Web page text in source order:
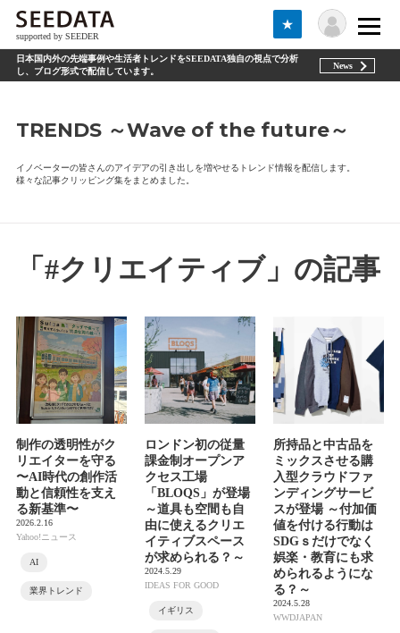
supported by SEEDER
★
日本国内外の先端事例や生活者トレンドをSEEDATA独自の視点で分析
し、ブログ形式で配信しています。
News
TRENDS ～Wave of the future～
イノベーターの皆さんのアイデアの引き出しを増やせるトレンド情報を配信します。
様々な記事クリッピング集をまとめました。
「#クリエイティブ」の記事
制作の透明性がク
リエイターを守る
〜AI時代の創作活
動と信頼性を支え
る新基準〜
2026.2.16
Yahoo!ニュース
AI
業界トレンド
ロンドン初の従量
課金制オープンア
クセス工場
「BLOQS」が登場
～道具も空間も自
由に使えるクリエ
イティブスペース
が求められる？～
2024.5.29
IDEAS FOR GOOD
イギリス
所持品と中古品を
ミックスさせる購
入型クラウドファ
ンディングサービ
スが登場 ～付加価
値を付ける行動は
SDGｓだけでなく
娯楽・教育にも求
められるようにな
る？～
2024.5.28
WWDJAPAN